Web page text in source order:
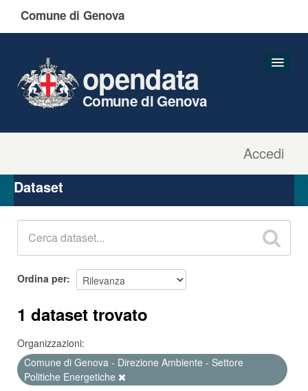
Comune di Genova
Accedi
opendata
Comune di Genova
Organizzazioni
Gruppi
Dataset
Ordina per
1 dataset trovato
Organizzazioni:
Comune di Genova - Direzione Ambiente - Settore
Politiche Energetiche